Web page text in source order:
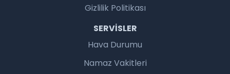
Gizlilik Politikası
SERVISLER
Hava Durumu
Namaz Vakitleri